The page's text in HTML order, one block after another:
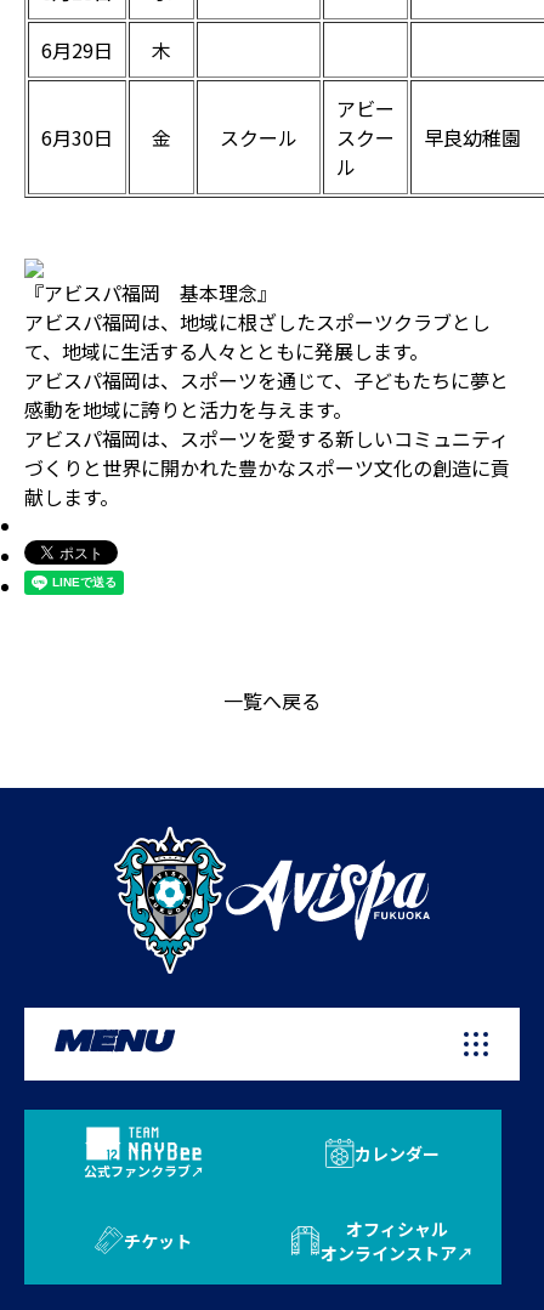
6月29日
木
6月30日 金 スクール
アビー
スクー
ル
早良幼稚園
『アビスパ福岡 基本理念』
アビスパ福岡は、地域に根ざしたスポーツクラブとし
て、地域に生活する人々とともに発展します。
アビスパ福岡は、スポーツを通じて、子どもたちに夢と
感動を地域に誇りと活力を与えます。
アビスパ福岡は、スポーツを愛する新しいコミュニティ
づくりと世界に開かれた豊かなスポーツ文化の創造に貢
献します。
一覧へ戻る
MENU
公式ファンクラブ
カレンダー
チケット
オフィシャル
オンラインストア